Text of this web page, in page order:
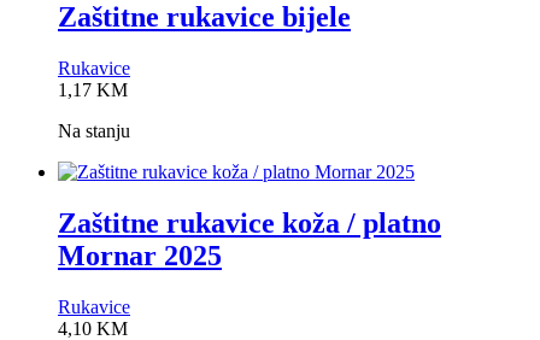
Zaštitne rukavice bijele
Rukavice
0,0
1,17 KM
Na stanju
Zaštitne rukavice koža / platno
Mornar 2025
Rukavice
0,0
4,10 KM